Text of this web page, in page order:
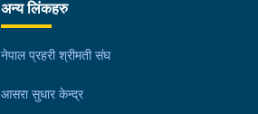
अन्य लिंकहरु
नेपाल प्रहरी श्रीमती संघ
आसरा सुधार केन्द्र